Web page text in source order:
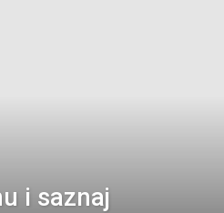
i saznaj